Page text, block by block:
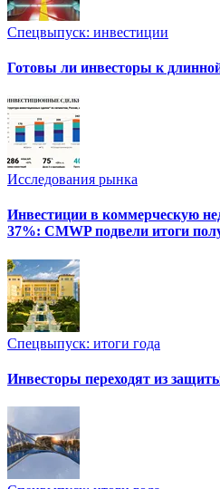
Спецвыпуск: инвестиции
Готовы ли инвесторы к
Исследования рынка
Инвестиции в коммерческую
37%: CMWP подвели итоги
Спецвыпуск: итоги года
Инвесторы переходят из